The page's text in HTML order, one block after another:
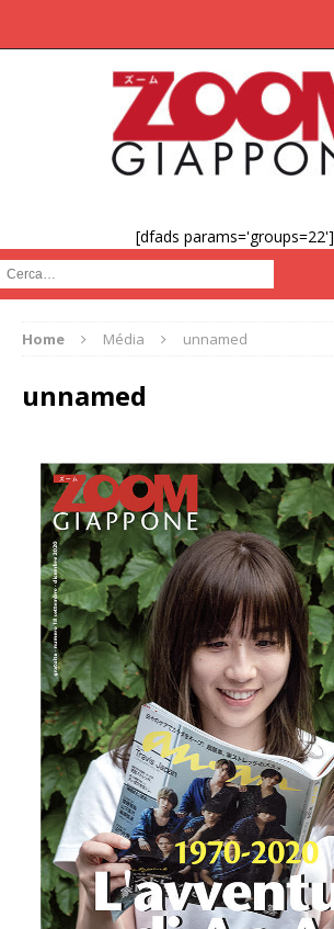
[dfads params='groups=22']
Cerca :
Home Média unnamed
unnamed